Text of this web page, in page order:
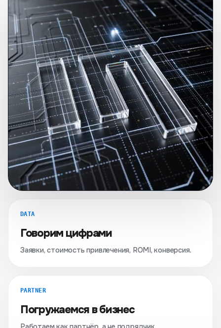
DATA
Говорим цифрами
Заявки, стоимость привлечения, ROMI, конверсия.
PARTNER
Погружаемся в бизнес